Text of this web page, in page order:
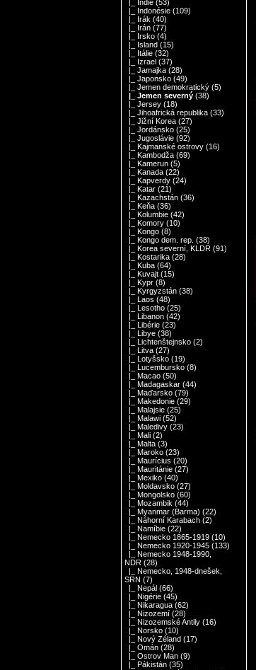
|_ Indie (53)
|_ Indonésie (109)
|_ Irák (40)
|_ Irán (77)
|_ Irsko (4)
|_ Island (15)
|_ Itálie (32)
|_ Izrael (37)
|_ Jamajka (28)
|_ Japonsko (49)
|_ Jemen demokratický (5)
|_ Jemen severný (38)
|_ Jersey (18)
|_ Jihoafrická republika (33)
|_ Jižní Korea (27)
|_ Jordánsko (25)
|_ Jugoslávie (92)
|_ Kajmanské ostrovy (16)
|_ Kambodža (69)
|_ Kamerun (5)
|_ Kanada (22)
|_ Kapverdy (24)
|_ Katar (21)
|_ Kazachstán (36)
|_ Keňa (36)
|_ Kolumbie (42)
|_ Komory (10)
|_ Kongo (8)
|_ Kongo dem. rep. (38)
|_ Korea severní, KLDR (91)
|_ Kostarika (28)
|_ Kuba (64)
|_ Kuvajt (15)
|_ Kypr (8)
|_ Kyrgyzstán (38)
|_ Laos (48)
|_ Lesotho (25)
|_ Libanon (42)
|_ Libérie (23)
|_ Libye (38)
|_ Lichtenštejnsko (2)
|_ Litva (27)
|_ Lotyšsko (19)
|_ Lucembursko (8)
|_ Macao (50)
|_ Madagaskar (44)
|_ Maďarsko (79)
|_ Makedonie (29)
|_ Malajsie (25)
|_ Malawi (52)
|_ Maledivy (23)
|_ Mali (2)
|_ Malta (3)
|_ Maroko (23)
|_ Maurícius (20)
|_ Mauritánie (27)
|_ Mexiko (40)
|_ Moldavsko (27)
|_ Mongolsko (60)
|_ Mozambik (44)
|_ Myanmar (Barma) (22)
|_ Náhorní Karabach (2)
|_ Namíbie (22)
|_ Nemecko 1865-1919 (10)
|_ Nemecko 1920-1945 (133)
|_ Nemecko 1948-1990,
NDR (28)
|_ Nemecko, 1948-dnešek,
SRN (7)
|_ Nepál (66)
|_ Nigérie (45)
|_ Nikaragua (62)
|_ Nizozemí (28)
|_ Nizozemské Antily (16)
|_ Norsko (10)
|_ Nový Zéland (17)
|_ Omán (28)
|_ Ostrov Man (9)
|_ Pákistán (35)